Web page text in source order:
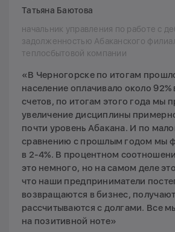
Татьяна Баютова
начальник управления по работе с
задолженностью Абаканского
теплосбытовой компании
«В Черногорске по итогам
население оплачивало около 92%
счетов, по итогам этого года мы
увеличение дисциплины
почти уровень Абакана. И по
сравнению с прошлым годом мы
в 2-4%. В процентном
это немного, но на самом деле
что наши предприниматели
возвращаются в бизнес,
рассчитываются с долгами. Все
на позитивной ноте»